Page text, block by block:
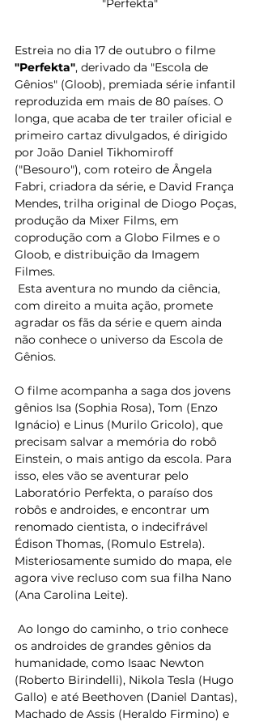
"Perfekta"
Estreia no dia 17 de outubro o filme
"Perfekta", derivado da "Escola de
Gênios" (Gloob), premiada série infantil
reproduzida em mais de 80 países. O
longa, que acaba de ter trailer oficial e
primeiro cartaz divulgados, é dirigido
por João Daniel Tikhomiroff
("Besouro"), com roteiro de Ângela
Fabri, criadora da série, e David França
Mendes, trilha original de Diogo Poças,
produção da Mixer Films, em
coprodução com a Globo Filmes e o
Gloob, e distribuição da Imagem
Filmes.
com direito a muita ação, promete
agradar os fãs da série e quem ainda
não conhece o universo da Escola de
Gênios.
O filme acompanha a saga dos jovens
gênios Isa (Sophia Rosa), Tom (Enzo
Ignácio) e Linus (Murilo Gricolo), que
precisam salvar a memória do robô
Einstein, o mais antigo da escola. Para
isso, eles vão se aventurar pelo
Laboratório Perfekta, o paraíso dos
robôs e androides, e encontrar um
renomado cientista, o indecifrável
Édison Thomas, (Romulo Estrela).
Misteriosamente sumido do mapa, ele
agora vive recluso com sua filha Nano
(Ana Carolina Leite).
os androides de grandes gênios da
humanidade, como Isaac Newton
(Roberto Birindelli), Nikola Tesla (Hugo
Gallo) e até Beethoven (Daniel Dantas),
Machado de Assis (Heraldo Firmino) e